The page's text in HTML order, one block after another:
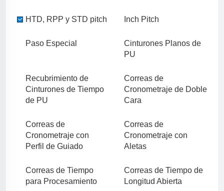
HTD, RPP y STD pitch Inch Pitch
Paso Especial
Cinturones Planos de
PU
Recubrimiento de
Cinturones de Tiempo
de PU
Correas de
Cronometraje de Doble
Cara
Correas de
Cronometraje con
Perfil de Guiado
Correas de
Cronometraje con
Aletas
Correas de Tiempo
para Procesamiento
Correas de Tiempo de
Longitud Abierta